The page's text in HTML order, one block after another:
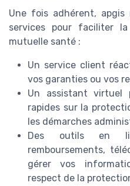
Une fois adhérent,
services pour faciliter
mutuelle santé :
Un service client
vos garanties ou vos
Un assistant virtuel
rapides sur la
les démarches
Des outils en
remboursements,
gérer vos
respect de la